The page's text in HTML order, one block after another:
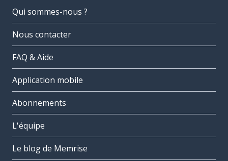
Qui sommes-nous ?
Nous contacter
FAQ & Aide
Application mobile
Abonnements
L'équipe
Le blog de Memrise